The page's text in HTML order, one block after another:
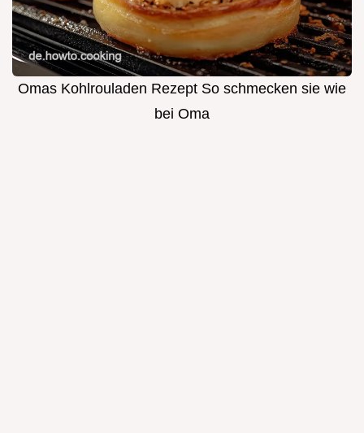
Omas Kohlrouladen Rezept So schmecken sie wie
bei Oma